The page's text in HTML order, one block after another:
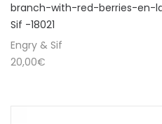
branch-with-red-berries-en-
Sif -18021
Engry & Sif
20,00€